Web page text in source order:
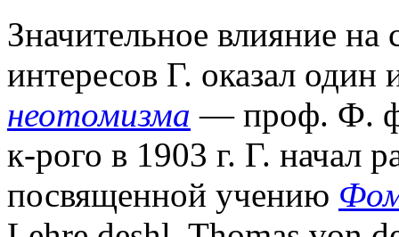
Значительное влияние на
интересов Г. оказал один
неотомизма — проф. Ф.
к-рого в 1903 г. Г. начал
посвященной учению